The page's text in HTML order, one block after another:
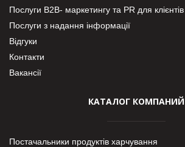
Послуги В2В- маркетингу та PR для клієнтів
Послуги з надання інформації
Відгуки
Контакти
Вакансії
КАТАЛОГ КОМПАНИЙ
Постачальники продуктів харчування